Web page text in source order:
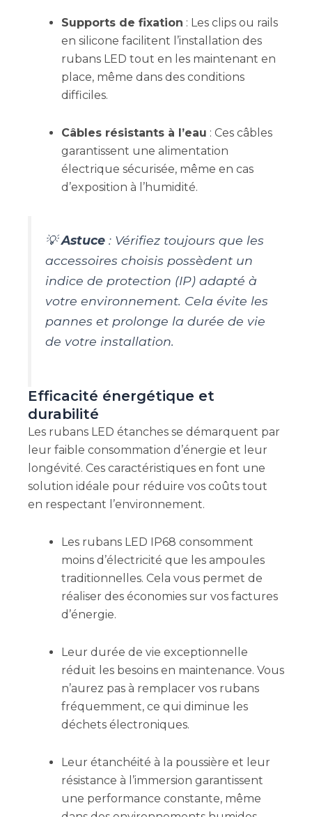
Supports de fixation : Les clips ou rails
en silicone facilitent l’installation des
rubans LED tout en les maintenant en
place, même dans des conditions
difficiles.
Câbles résistants à l’eau : Ces câbles
garantissent une alimentation
électrique sécurisée, même en cas
d’exposition à l’humidité.
💡Astuce: Vérifiez toujours que les
accessoires choisis possèdent un
indice de protection (IP) adapté à
votre environnement. Cela évite les
pannes et prolonge la durée de vie
de votre installation.
Efficacité énergétique et
durabilité
Les rubans LED étanches se démarquent par
leur faible consommation d’énergie et leur
longévité. Ces caractéristiques en font une
solution idéale pour réduire vos coûts tout
en respectant l’environnement.
Les rubans LED IP68 consomment
moins d’électricité que les ampoules
traditionnelles. Cela vous permet de
réaliser des économies sur vos factures
d’énergie.
Leur durée de vie exceptionnelle
réduit les besoins en maintenance. Vous
n’aurez pas à remplacer vos rubans
fréquemment, ce qui diminue les
déchets électroniques.
Leur étanchéité à la poussière et leur
résistance à l’immersion garantissent
une performance constante, même